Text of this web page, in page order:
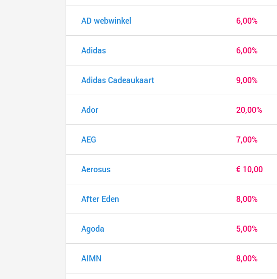
AD webwinkel 6,00%
Adidas 6,00%
Adidas Cadeaukaart 9,00%
Ador 20,00%
AEG 7,00%
Aerosus € 10,00
After Eden 8,00%
Agoda 5,00%
AIMN 8,00%